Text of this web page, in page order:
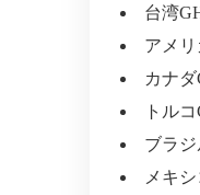
台湾
アメリ
カナダ
トルコ
ブラ
メキシ